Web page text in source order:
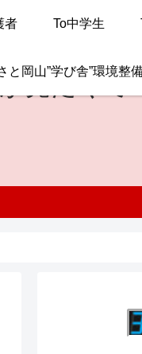
者 To中学生
と岡山”学び舎”環境整
見たくて